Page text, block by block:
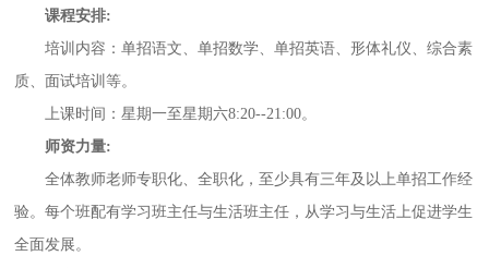
课程安排:
培训内容：单招语文、单招数学、单招英语、形体礼仪、综合素
质、面试培训等。
上课时间 ：星期一至星期六8:20--21:00。
师资力量:
全体教师老师专职化、全职化，至少具有三年及以上单招工作经
验。每个班配有学习班主任与生活班主任，从学习与生活上促进学生
全面发展。